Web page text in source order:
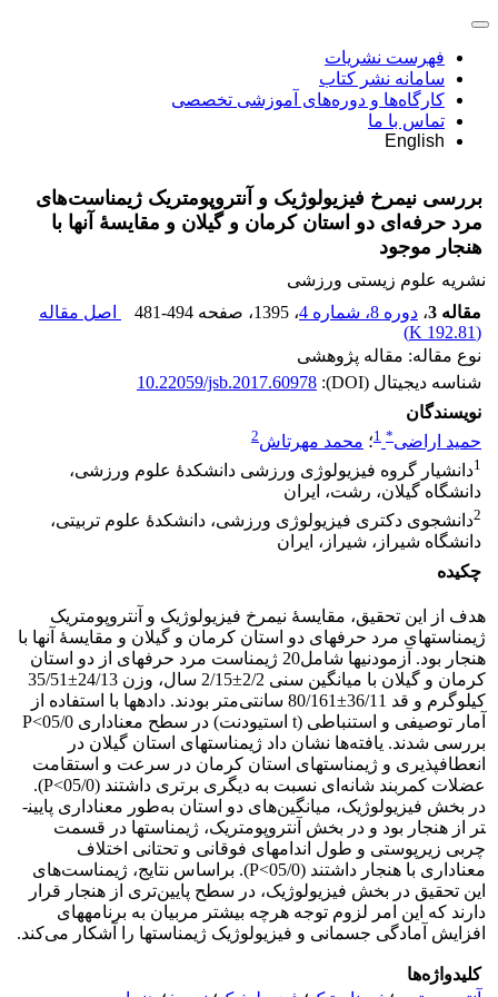
فهرست نشریات
سامانه نشر کتاب
کارگاه‌ها و دوره‌های آموزشی تخصصی
تماس با ما
English
بررسی نیمرخ فیزیولوژیک و آنتروپومتریک ژیمناست‌های
مرد حرفه‌ای دو استان کرمان و گیلان و مقایسۀ آنها با
هنجار موجود
نشریه علوم زیستی ورزشی
مقاله 3
، دوره 8، شماره 4 ، 1395 ، صفحه 481-494
اصل مقاله
(
192.81 K
)
نوع مقاله: مقاله پژوهشی
شناسه دیجیتال (DOI):
10.22059/jsb.2017.60978
نویسندگان
حمید اراضی*
1؛ محمد مهرتاش2
1دانشیار گروه فیزیولوژی ورزشی دانشکدۀ علوم ورزشی،
دانشگاه گیلان، رشت، ایران
2دانشجوی دکتری فیزیولوژی ورزشی، دانشکدۀ علوم تربیتی،
دانشگاه شیراز، شیراز، ایران
چکیده
هدف از این تحقیق، مقایسۀ نیمرخ فیزیولوژیک و آنتروپومتریک
ژیمناست­های مرد حرفه­ای دو استان کرمان و گیلان و مقایسۀ‌ آنها با
هنجار بود. آزمودنی­ها شامل20 ژیمناست مرد حرفه­ای از دو استان
کرمان و گیلان با میانگین سنی 2/2±2/15 سال، وزن 24/13±35/51
کیلو‌گرم و قد 36/11±80/161 سانتی‌متر بودند. داده­ها با استفاده از
آمار توصیفی و استنباطی (t استیودنت) در سطح معناداری 05/0>P
بررسی شدند. یافته‌ها نشان داد ژیمناست­های استان گیلان در
انعطاف­پذیری و ژیمناست­های استان کرمان در سرعت و استقامت
عضلات کمربند شانه‌ای نسبت به دیگری برتری داشتند (05/0>P).
در بخش فیزیولوژیک، میانگین‌های دو استان به‌طور معناداری پایین­
تر از هنجار بود و در بخش آنتروپومتریک، ژیمناست­ها در قسمت
چربی زیرپوستی و طول اندام­های فوقانی و تحتانی اختلاف
معناداری با هنجار داشتند (05/0>P). براساس نتایج، ژیمناست‌های
این تحقیق در بخش فیزیولوژیک، در سطح پایین‌تری از هنجار قرار
دارند که این امر لزوم توجه هرچه بیشتر مربیان به برنامه­های
افزایش آمادگی جسمانی و فیزیولوژیک ژیمناست­ها را آشکار می‌کند.
کلیدواژه‌ها